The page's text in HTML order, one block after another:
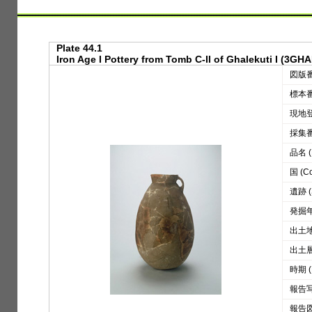
Plate 44.1
Iron Age I Pottery from Tomb C-II of Ghalekuti I
図版
標本
現地
採集
品名
国
遺跡
発掘
出土
出土
時期
報告
報告